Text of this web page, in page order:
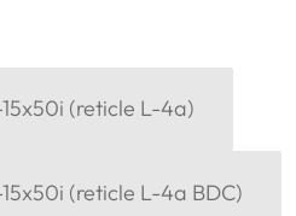
(reticle L-4a)
(reticle L-4a BDC)